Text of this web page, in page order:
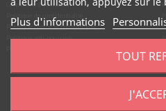
Conditions d’utilisation
Politique de confidentialité
Politique contre le harcèlement
Politique anti-pourriels
Plus d'informations
TOUT
Québec Amérique,